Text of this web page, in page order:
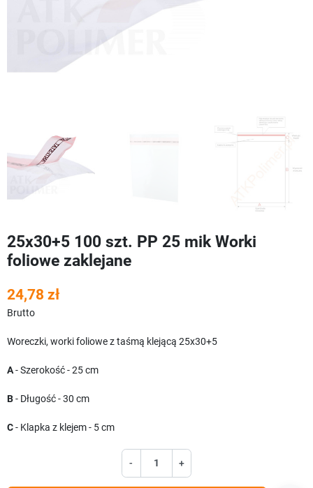
25x30+5 100 szt. PP 25 mik Worki
foliowe zaklejane
24,78 zł
Brutto
Woreczki, worki foliowe z taśmą klejącą 25x30+5
A- Szerokość - 25 cm
B- Długość - 30 cm
C- Klapka z klejem - 5 cm
- +